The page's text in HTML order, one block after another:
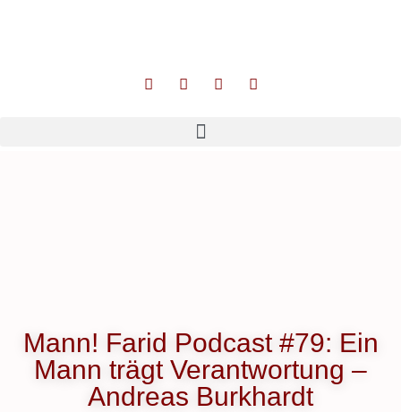
Mann! Farid Podcast #79: Ein
Mann trägt Verantwortung –
Andreas Burkhardt